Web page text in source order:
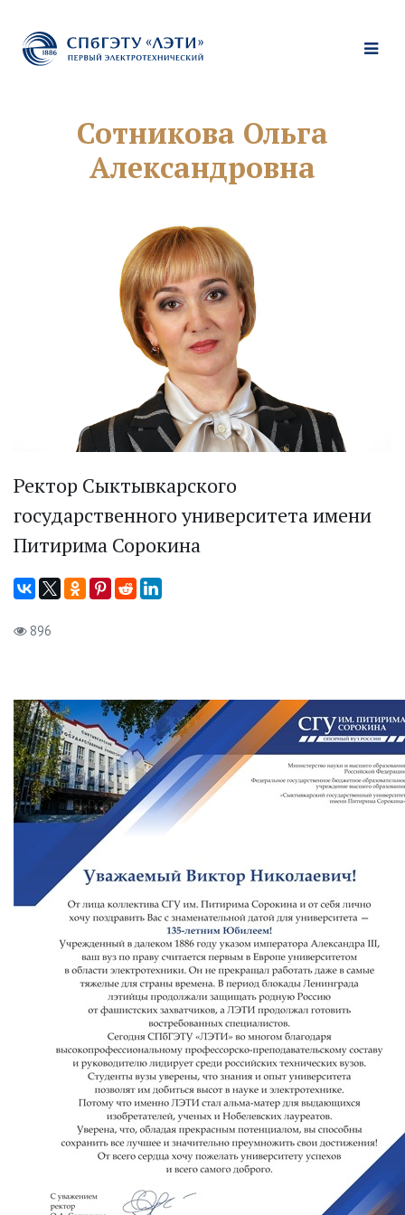
Сотникова Ольга
Александровна
Ректор Сыктывкарского
государственного университета имени
Питирима Сорокина
896